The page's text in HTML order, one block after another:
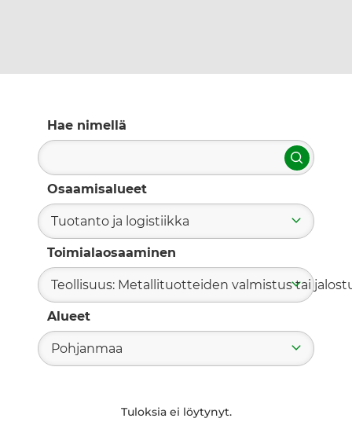
Hae nimellä
Hae
Osaamisalueet
Tuotanto ja logistiikka
Toimialaosaaminen
Teollisuus: Metallituotteiden valmistus tai
Alueet
Pohjanmaa
Tuloksia ei löytynyt.